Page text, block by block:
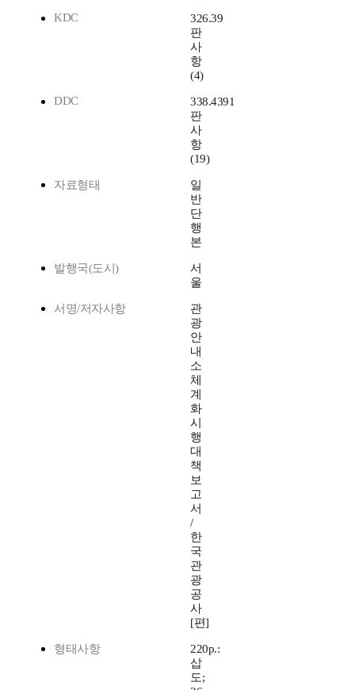
KDC
326.39
판
사
항
(4)
DDC
338.4391
판
사
항
(19)
자료형태
일
반
단
행
본
발행국(도시)
서
울
서명/저자사항
관
광
안
내
소
체
계
화
시
행
대
책
보
고
서
/
한
국
관
광
공
사
[편]
형태사항
220p.:
삽
도;